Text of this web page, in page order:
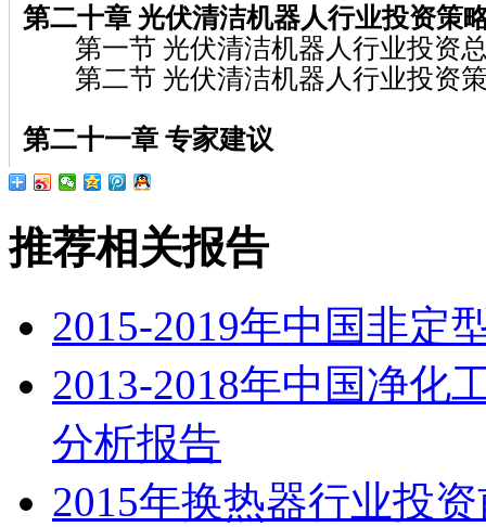
第二十章 光伏清洁机器人行业投资策
第一节 光伏清洁机器人行业投资
第二节 光伏清洁机器人行业投资
第二十一章 专家建议
推荐相关报告
2015-2019年中国非定
2013-2018年中国净化
分析报告
2015年换热器行业投